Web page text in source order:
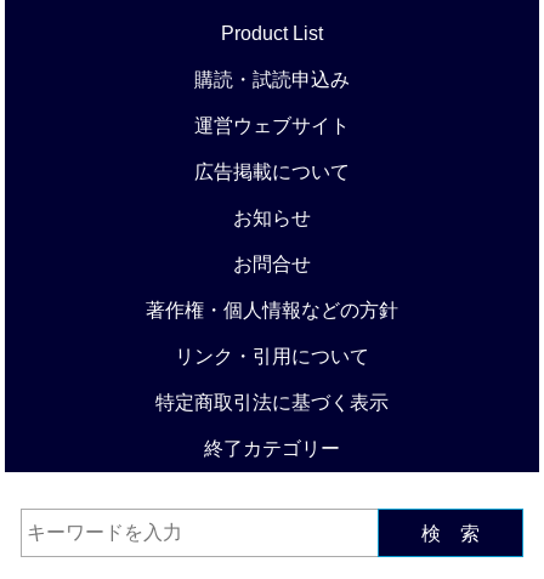
Product List
購読・試読申込み
運営ウェブサイト
広告掲載について
お知らせ
お問合せ
著作権・個人情報などの方針
リンク・引用について
特定商取引法に基づく表示
終了カテゴリー
検 索